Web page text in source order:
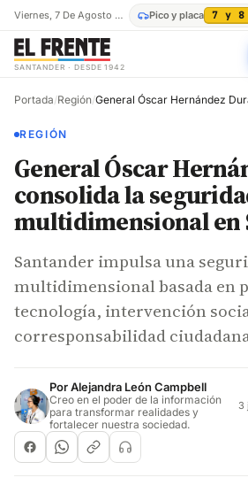
Viernes, 7 De Agosto De 2026 Pico y placa 7 y 8
SANTANDER · DESDE 1942
Portada/Región/
REGIÓN
General Óscar
consolida la
multidimensional en
Santander impulsa una
multidimensional basada en
tecnología, intervención
corresponsabilidad
PorAlejandra León Campbell
Creo en el poder de la información
para transformar realidades y
fortalecer nuestra sociedad.
3